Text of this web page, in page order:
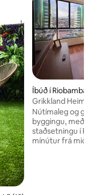
Íbúð í Riobamba
Grikkland Heim
Nútímaleg og
byggingu, með
staðsetningu í
mínútur frá